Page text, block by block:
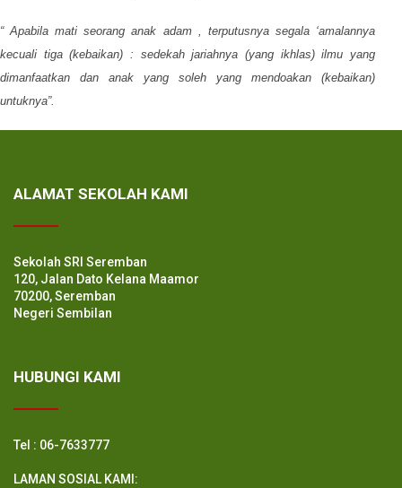
“ Apabila mati seorang anak adam , terputusnya segala ‘amalannya
kecuali tiga (kebaikan) : sedekah jariahnya (yang ikhlas) ilmu yang
dimanfaatkan dan anak yang soleh yang mendoakan (kebaikan)
untuknya”.
ALAMAT SEKOLAH KAMI
Sekolah SRI Seremban
120, Jalan Dato Kelana Maamor
70200, Seremban
Negeri Sembilan
HUBUNGI KAMI
Tel : 06-7633777
LAMAN SOSIAL KAMI: